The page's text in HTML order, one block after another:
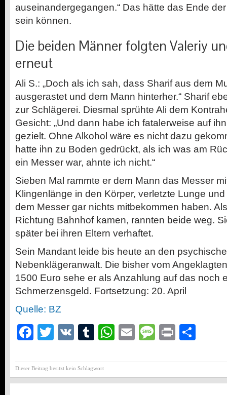
auseinandergegangen.“ Das hätte das Ende
sein können.
Die beiden Männer folgten Valeriy
erneut
Ali S.: „Doch als ich sah, dass Sharif aus dem
ausgerastet und dem Mann hinterher.“ Sharif
zur Schlägerei. Diesmal sprühte Ali dem
Gesicht: „Und dann habe ich fatalerweise auf
gezielt. Ohne Alkohol wäre es nicht dazu
hatte ihn zu Boden gedrückt, als ich was am
ein Messer war, ahnte ich nicht.“
Sieben Mal rammte er dem Mann das Messer
Klingenlänge in den Körper, verletzte Lunge
dem Messer gar nichts mitbekommen haben.
Richtung Bahnhof kamen, rannten beide weg.
später bei ihren Eltern verhaftet.
Sein Mandant leide bis heute an den
Nebenklägeranwalt. Die bisher vom
1500 Euro sehe er als Anzahlung auf das noch
Schmerzensgeld. Fortsetzung: 20. April
Quelle: BZ
Facebook
Twitter
VK Tumblr
WhatsApp
EmailMessage
Print
Dieser Beitrag besitzt kein Schlagwort